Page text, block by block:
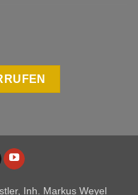
Inh. Markus Weyel